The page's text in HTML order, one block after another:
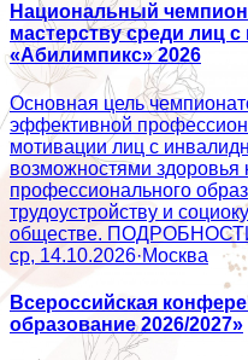
Национальный
мастерству среди лиц
«Абилимпикс» 2026
Основная цель
эффективной
мотивации лиц с
возможностями здоровья
профессионального
трудоустройству и
обществе.
ср, 14.10.2026·Москва
Всероссийская
образование 2026/2027»